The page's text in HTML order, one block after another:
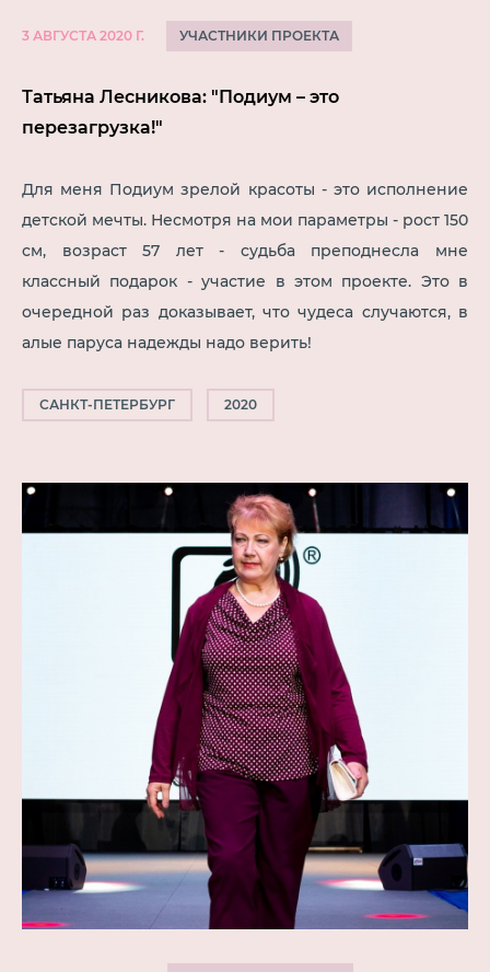
3 АВГУСТА 2020 Г. УЧАСТНИКИ ПРОЕКТА
Татьяна Лесникова: "Подиум – это
перезагрузка!"
Для меня Подиум зрелой красоты - это исполнение
детской мечты. Несмотря на мои параметры - рост 150
см, возраст 57 лет - судьба преподнесла мне
классный подарок - участие в этом проекте. Это в
очередной раз доказывает, что чудеса случаются, в
алые паруса надежды надо верить!
САНКТ-ПЕТЕРБУРГ 2020